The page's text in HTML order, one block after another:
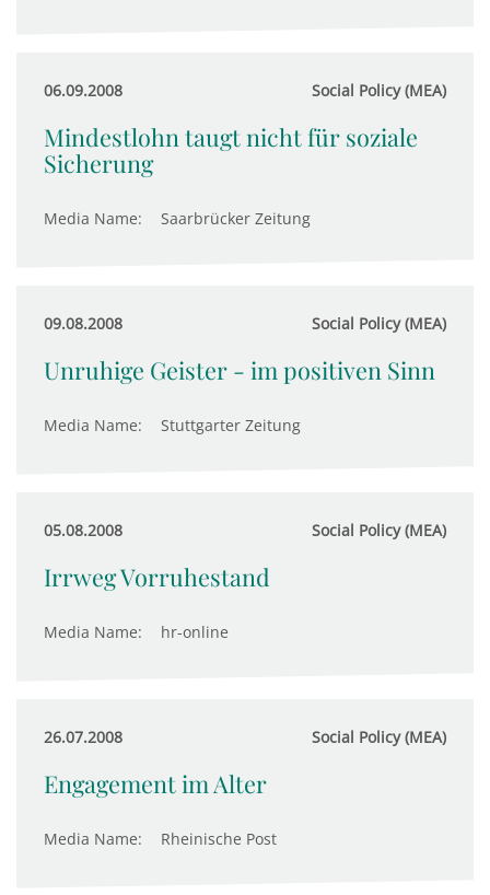
06.09.2008 Social Policy (MEA)
Mindestlohn taugt nicht für soziale
Sicherung
Media Name: Saarbrücker Zeitung
09.08.2008 Social Policy (MEA)
Unruhige Geister - im positiven Sinn
Media Name: Stuttgarter Zeitung
05.08.2008 Social Policy (MEA)
Irrweg Vorruhestand
Media Name: hr-online
26.07.2008 Social Policy (MEA)
Engagement im Alter
Media Name: Rheinische Post